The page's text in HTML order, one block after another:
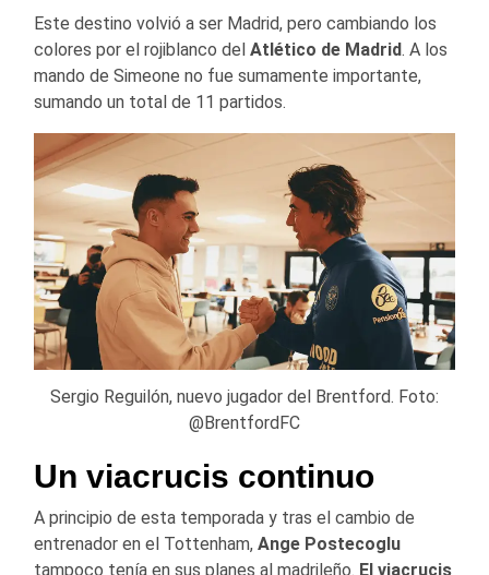
Este destino volvió a ser Madrid, pero cambiando los
colores por el rojiblanco del Atlético de Madrid. A los
mando de Simeone no fue sumamente importante,
sumando un total de 11 partidos.
Sergio Reguilón, nuevo jugador del Brentford. Foto:
@BrentfordFC
Un viacrucis continuo
A principio de esta temporada y tras el cambio de
entrenador en el Tottenham, Ange Postecoglu
tampoco tenía en sus planes al madrileño. El viacrucis